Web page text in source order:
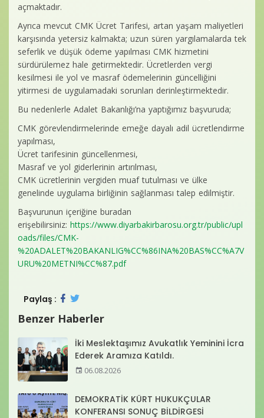
açmaktadır.
Ayrıca mevcut CMK Ücret Tarifesi, artan yaşam maliyetleri
karşısında yetersiz kalmakta; uzun süren yargılamalarda tek
seferlik ve düşük ödeme yapılması CMK hizmetini
sürdürülemez hale getirmektedir. Ücretlerden vergi
kesilmesi ile yol ve masraf ödemelerinin güncelliğini
yitirmesi de uygulamadaki sorunları derinleştirmektedir.
Bu nedenlerle Adalet Bakanlığı’na yaptığımız başvuruda;
CMK görevlendirmelerinde emeğe dayalı adil ücretlendirme
yapılması,
Ücret tarifesinin güncellenmesi,
Masraf ve yol giderlerinin artırılması,
CMK ücretlerinin vergiden muaf tutulması ve ülke
genelinde uygulama birliğinin sağlanması talep edilmiştir.
Başvurunun içeriğine buradan
erişebilirsiniz: https://www.diyarbakirbarosu.org.tr/public/upl
oads/files/CMK-
%20ADALET%20BAKANLIG%CC%86INA%20BAS%CC%A7V
URU%20METNI%CC%87.pdf
Paylaş :
Benzer Haberler
İki Meslektaşımız Avukatlık Yeminini İcra
Ederek Aramıza Katıldı.
06.08.2026
DEMOKRATİK KÜRT HUKUKÇULAR
KONFERANSI SONUÇ BİLDİRGESİ